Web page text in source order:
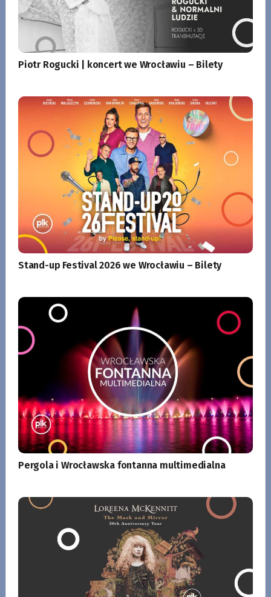
Piotr Rogucki | koncert we Wrocławiu – Bilety
Stand-up Festival 2026 we Wrocławiu – Bilety
Pergola i Wrocławska fontanna multimedialna